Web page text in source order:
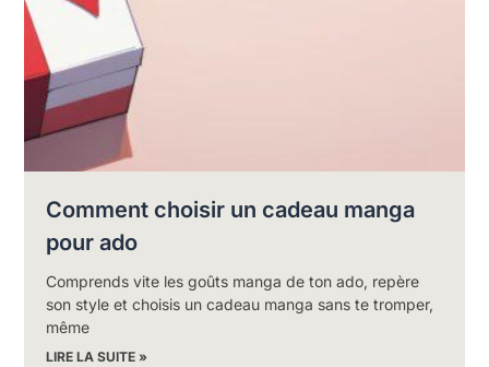
Comment choisir un cadeau manga
pour ado
Comprends vite les goûts manga de ton ado, repère
son style et choisis un cadeau manga sans te tromper,
même
LIRE LA SUITE »